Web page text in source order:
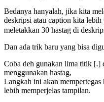
Bedanya hanyalah, jika kita
deskripsi atau caption kita
meletakkan 30 hastag di
Dan ada trik baru yang bisa
Coba deh gunakan lima titik [.]
menggunakan hastag,
Langkah ini akan
lebih memperjelas tampilan.